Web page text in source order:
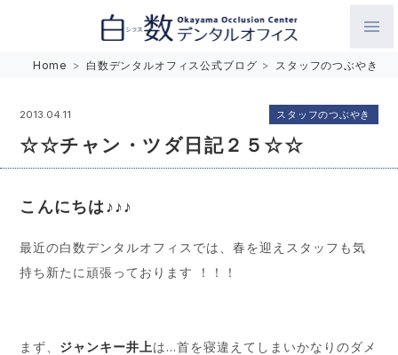
Home > 白数デンタルオフィス公式ブログ > スタッフのつぶやき
2013.04.11
☆☆チャン・ツダ日記２５☆☆
スタッフのつぶやき
こんにちは♪♪♪
最近の白数デンタルオフィスでは、春を迎えスタッフも気
持ち新たに頑張っております ！！！
まず、 ジャンキー井上は…首を寝違えてしまいかなりのダメ